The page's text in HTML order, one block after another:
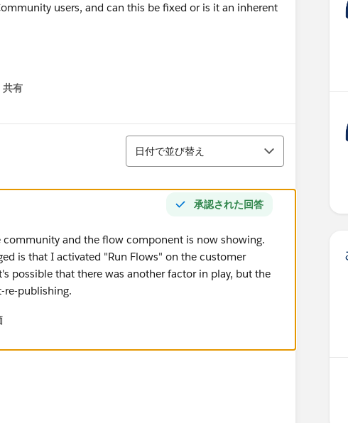
users, and can this be fixed or is it an inherent
共有
並び替え
日付で並び替え
承認された回答
and the flow component is now showing.
is that I activated "Run Flows" on the customer
possible that there was another factor in play, but the
re-publishing.